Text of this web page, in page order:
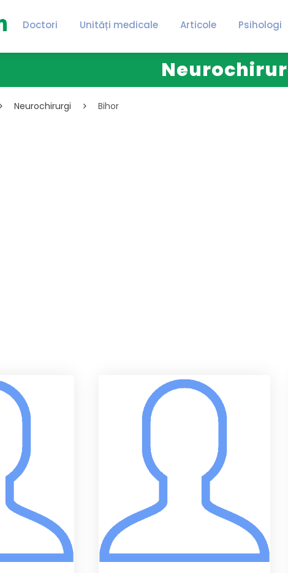
Doctori Unități medicale Articole Psihologi
Neurochirurgi Bihor